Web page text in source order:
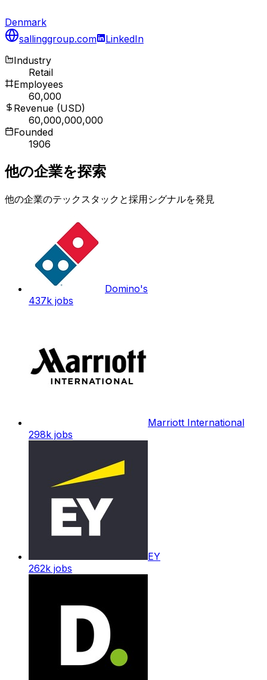
Denmark
sallinggroup.com
LinkedIn
Industry
Retail
Employees
60,000
Revenue (USD)
60,000,000,000
Founded
1906
他の企業を探索
他の企業のテックスタックと採用シグナルを発見
Domino's
437k jobs
Marriott International
298k jobs
EY
262k jobs